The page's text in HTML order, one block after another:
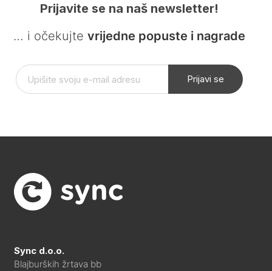
Prijavite se na naš newsletter!
… i očekujte vrijedne popuste i nagrade
Prijavi se
Sync d.o.o.
Blajburških žrtava bb